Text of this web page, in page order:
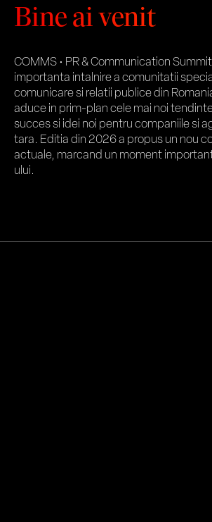
Bine ai venit
COMMS • PR & Communication
importanta intalnire a comunitatii
comunicare si relatii publice din
aduce in prim-plan cele mai noi
succes si idei noi pentru companiile si
tara. Editia din 2026 a propus un nou
actuale, marcand un moment
ului.